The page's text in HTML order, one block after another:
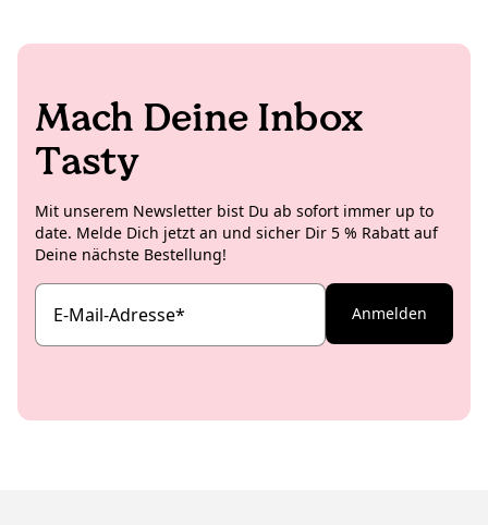
Mach Deine Inbox
Tasty
Mit unserem Newsletter bist Du ab sofort immer up to
date. Melde Dich jetzt an und sicher Dir 5 % Rabatt auf
Deine nächste Bestellung!
E-Mail-Adresse* Anmelden